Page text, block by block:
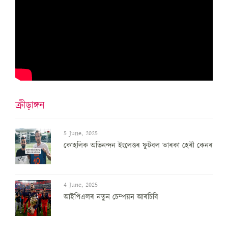
ক্ৰীড়াঙ্গন
5 June, 2025
কোহলিক অভিনন্দন ইংলেণ্ডৰ ফুটবল তাৰকা হেৰী কেনৰ
4 June, 2025
আইপিএলৰ নতুন চেম্পয়ন আৰচিবি